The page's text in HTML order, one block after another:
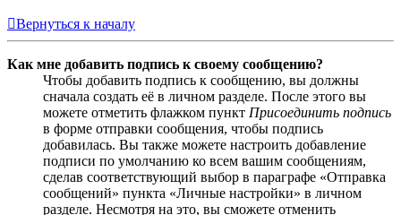
Вернуться к началу
Как мне добавить подпись к своему сообщению?
Чтобы добавить подпись к сообщению, вы должны
сначала создать её в личном разделе. После этого вы
можете отметить флажком пункт Присоединить подпись
в форме отправки сообщения, чтобы подпись
добавилась. Вы также можете настроить добавление
подписи по умолчанию ко всем вашим сообщениям,
сделав соответствующий выбор в параграфе «Отправка
сообщений» пункта «Личные настройки» в личном
разделе. Несмотря на это, вы сможете отменить